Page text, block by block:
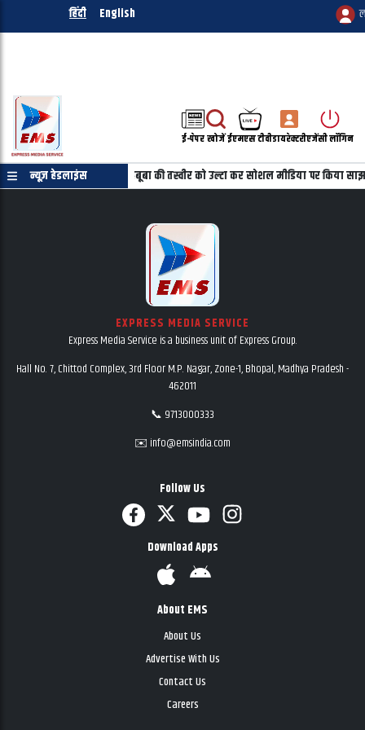
हिंदी English
ई-पेपरखोजेंईएमएस टीवीडायरेक्टरीएजेंसी लॉगिन
न्यूज़ हेडलाइंस
की जरुरत नहीं महबूबा की तस्वीर को उल्टा कर सोशल मीडिया पर किया साझा
EXPRESS MEDIA SERVICE
Express Media Service is a business unit of Express Group.
Hall No. 7, Chittod Complex, 3rd Floor M.P. Nagar, Zone-1, Bhopal, Madhya Pradesh -
462011
📞 9713000333
✉️ info@emsindia.com
Follow Us
Download Apps
About EMS
About Us
Advertise With Us
Contact Us
Careers